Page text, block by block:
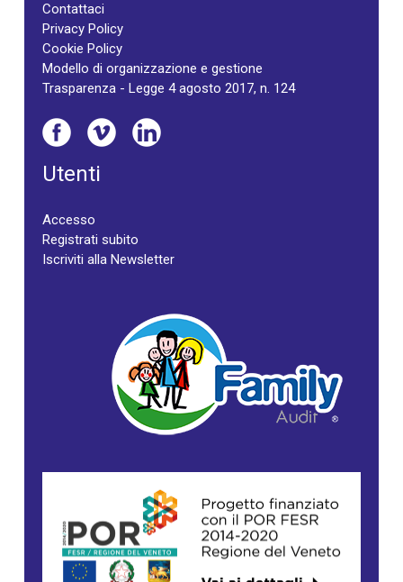
Contattaci
Privacy Policy
Cookie Policy
Modello di organizzazione e gestione
Trasparenza - Legge 4 agosto 2017, n. 124
Utenti
Accesso
Registrati subito
Iscriviti alla Newsletter